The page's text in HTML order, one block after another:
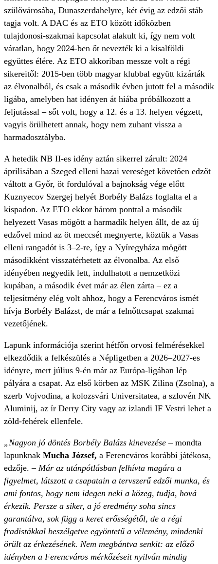
szülővárosába, Dunaszerdahelyre, két évig az edzői stáb
tagja volt. A DAC és az ETO között időközben
tulajdonosi-szakmai kapcsolat alakult ki, így nem volt
váratlan, hogy 2024-ben őt nevezték ki a kisalföldi
együttes élére. Az ETO akkoriban messze volt a régi
sikereitől: 2015-ben több magyar klubbal együtt kizárták
az élvonalból, és csak a második évben jutott fel a második
ligába, amelyben hat idényen át hiába próbálkozott a
feljutással – sőt volt, hogy a 12. és a 13. helyen végzett,
vagyis örülhetett annak, hogy nem zuhant vissza a
harmadosztályba.
A hetedik NB II-es idény aztán sikerrel zárult: 2024
áprilisában a Szeged elleni hazai vereséget követően edzőt
váltott a Győr, öt fordulóval a bajnokság vége előtt
Kuznyecov Szergej helyét Borbély Balázs foglalta el a
kispadon. Az ETO ekkor három ponttal a második
helyezett Vasas mögött a harmadik helyen állt, de az új
edzővel mind az öt meccsét megnyerte, köztük a Vasas
elleni rangadót is 3–2-re, így a Nyíregyháza mögött
másodikként visszatérhetett az élvonalba. Az első
idényében negyedik lett, indulhatott a nemzetközi
kupában, a második évet már az élen zárta – ez a
teljesítmény elég volt ahhoz, hogy a Ferencváros ismét
hívja Borbély Balázst, de már a felnőttcsapat szakmai
vezetőjének.
Lapunk információja szerint hétfőn orvosi felmérésekkel
elkezdődik a felkészülés a Népligetben a 2026–2027-es
idényre, mert július 9-én már az Európa-ligában lép
pályára a csapat. Az első körben az MSK Zilina (Zsolna), a
szerb Vojvodina, a kolozsvári Universitatea, a szlovén NK
Aluminij, az ír Derry City vagy az izlandi IF Vestri lehet a
zöld-fehérek ellenfele.
„Nagyon jó döntés Borbély Balázs kinevezése – mondta
lapunknak Mucha József, a Ferencváros korábbi játékosa,
edzője. – Már az utánpótlásban felhívta magára a
figyelmet, látszott a csapatain a tervszerű edzői munka, és
ami fontos, hogy nem idegen neki a közeg, tudja, hová
érkezik. Persze a siker, a jó eredmény soha sincs
garantálva, sok függ a keret erősségétől, de a régi
fradistákkal beszélgetve egyöntetű a vélemény, mindenki
örült az érkezésének. Nem megbántva senkit: az előző
idényben a Ferencváros mérkőzéseit nyilván mindig